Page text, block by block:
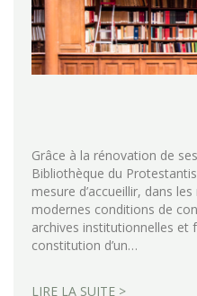
Grâce à la rénovation de
Bibliothèque du
mesure d’accueillir, dans
modernes conditions de
archives institutionnelles et
constitution d’un…
LIRE LA SUITE >